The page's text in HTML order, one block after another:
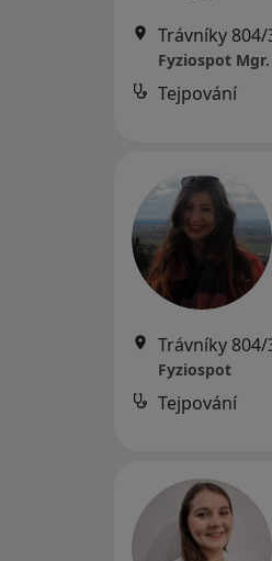
Trávníky
Fyziospot
Tejpování
Trávníky
Fyziospot
Tejpování